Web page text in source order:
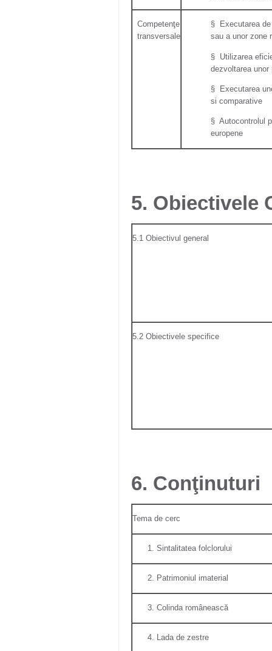
Competenţe
transversale
§ Executarea
sau a unor zone
§ Utilizarea
dezvoltarea
§ Executarea
si comparative
§ Autocontrolul
europene
5. Obiectivele
5.1 Obiectivul general
5.2 Obiectivele specifice
6. Conţinuturi
Tema de cerc
Sintalitatea folclorului
Patrimoniul imaterial
Colinda românească
Lada de zestre